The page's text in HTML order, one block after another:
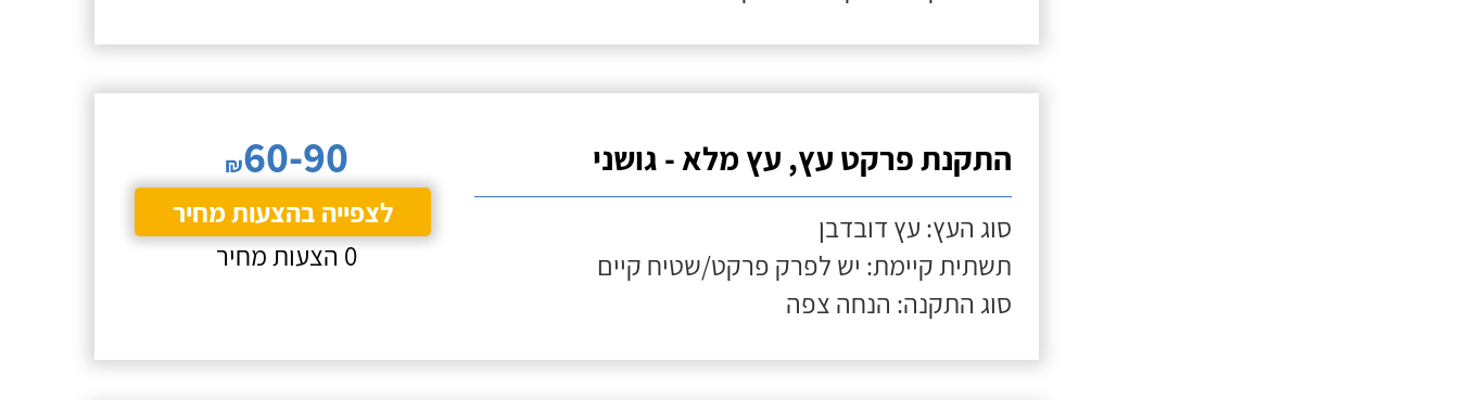
התקנת פרקט עץ, עץ מלא - גושני
סוג העץ: עץ דובדבן
תשתית קיימת: יש לפרק פרקט/שטיח קיים
סוג התקנה: הנחה צפה
₪60-90
לצפייה בהצעות מחיר
0 הצעות מחיר